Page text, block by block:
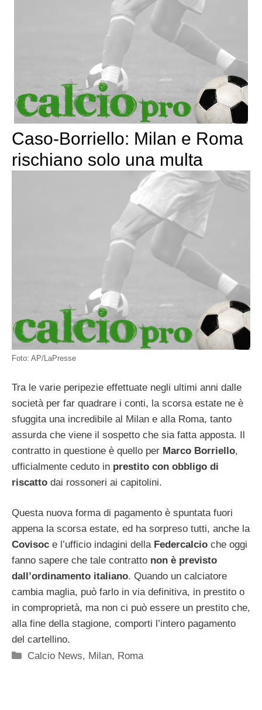
Caso-Borriello: Milan e Roma
rischiano solo una multa
Foto: AP/LaPresse
Tra le varie peripezie effettuate negli ultimi anni dalle
società per far quadrare i conti, la scorsa estate ne è
sfuggita una incredibile al Milan e alla Roma, tanto
assurda che viene il sospetto che sia fatta apposta. Il
contratto in questione è quello per Marco Borriello,
ufficialmente ceduto in prestito con obbligo di
riscatto dai rossoneri ai capitolini.
Questa nuova forma di pagamento è spuntata fuori
appena la scorsa estate, ed ha sorpreso tutti, anche la
Covisoc e l’ufficio indagini della Federcalcio che oggi
fanno sapere che tale contratto non è previsto
dall’ordinamento italiano. Quando un calciatore
cambia maglia, può farlo in via definitiva, in prestito o
in comproprietà, ma non ci può essere un prestito che,
alla fine della stagione, comporti l’intero pagamento
del cartellino.
Categorie
Calcio News, Milan, Roma